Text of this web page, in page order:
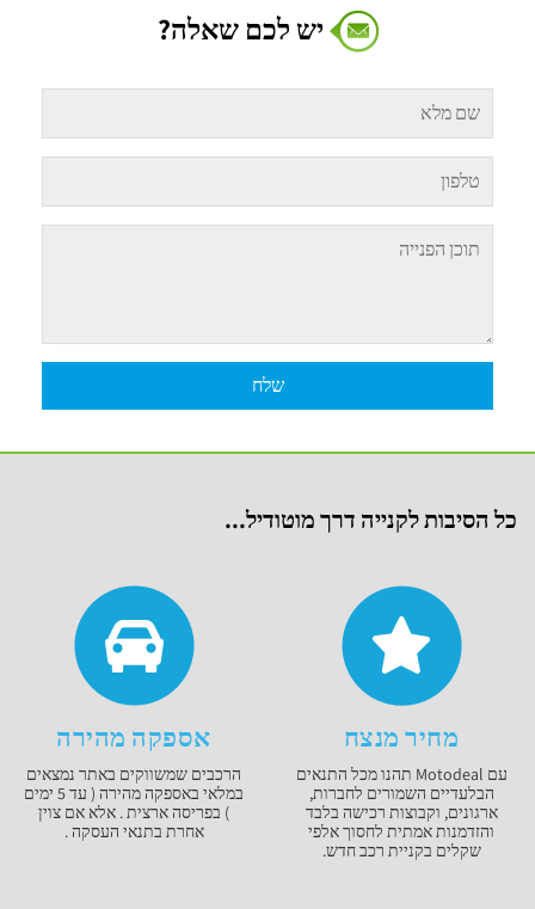
יש לכם שאלה?
כל הסיבות לקנייה דרך מוטודיל...
מחיר מנצח
עם Motodeal תהנו מכל התנאים
הבלעדיים השמורים לחברות,
ארגונים, וקבוצות רכישה בלבד
והזדמנות אמתית לחסוך אלפי
שקלים בקניית רכב חדש.
אספקה מהירה
הרכבים שמשווקים באתר נמצאים
במלאי באספקה מהירה ( עד 5 ימים
) בפריסה ארצית . אלא אם צוין
אחרת בתנאי העסקה .